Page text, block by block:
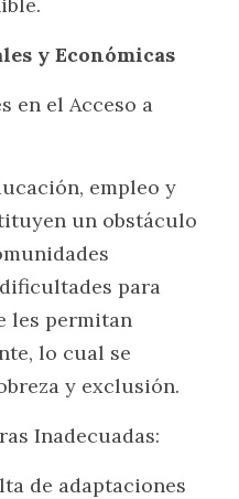
y Económicas
empleo y
un obstáculo
para
les permitan
lo cual se
y exclusión.
Inadecuadas:
de adaptaciones